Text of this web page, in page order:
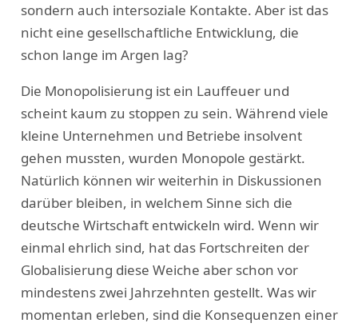
sondern auch intersoziale Kontakte. Aber ist das
nicht eine gesellschaftliche Entwicklung, die
schon lange im Argen lag?
Die Monopolisierung ist ein Lauffeuer und
scheint kaum zu stoppen zu sein. Während viele
kleine Unternehmen und Betriebe insolvent
gehen mussten, wurden Monopole gestärkt.
Natürlich können wir weiterhin in Diskussionen
darüber bleiben, in welchem Sinne sich die
deutsche Wirtschaft entwickeln wird. Wenn wir
einmal ehrlich sind, hat das Fortschreiten der
Globalisierung diese Weiche aber schon vor
mindestens zwei Jahrzehnten gestellt. Was wir
momentan erleben, sind die Konsequenzen einer